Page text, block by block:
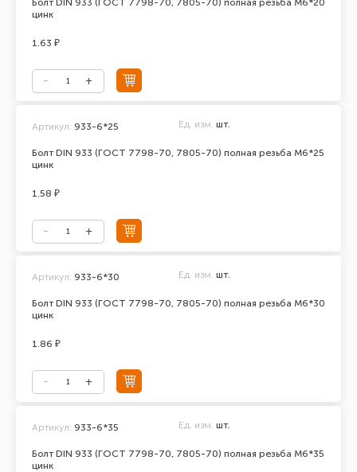
Болт DIN 933 (ГОСТ 7798-70, 7805-70) полная резьба М6*20
цинк
1.63 ₽
Болт DIN 933 (ГОСТ 7798-70, 7805-70) полная резьба М6*25
цинк
Артикул: 933-6*25 Ед. изм. шт.
1.58 ₽
Болт DIN 933 (ГОСТ 7798-70, 7805-70) полная резьба М6*30
цинк
Артикул: 933-6*30 Ед. изм. шт.
1.86 ₽
Болт DIN 933 (ГОСТ 7798-70, 7805-70) полная резьба М6*35
цинк
Артикул: 933-6*35 Ед. изм. шт.